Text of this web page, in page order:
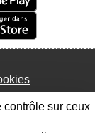
contrôle sur ceux